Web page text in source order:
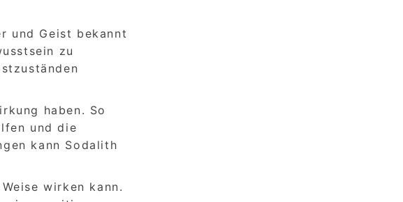
und Geist bekannt
zu
haben. So
und die
kann Sodalith
wirken kann.